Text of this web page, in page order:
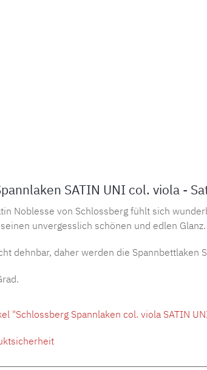
SATIN UNI col. viola -
Noblesse von Schlossberg fühlt sich
unvergesslich schönen und edlen
dehnbar, daher werden die
"Schlossberg Spannlaken col. viola SATIN